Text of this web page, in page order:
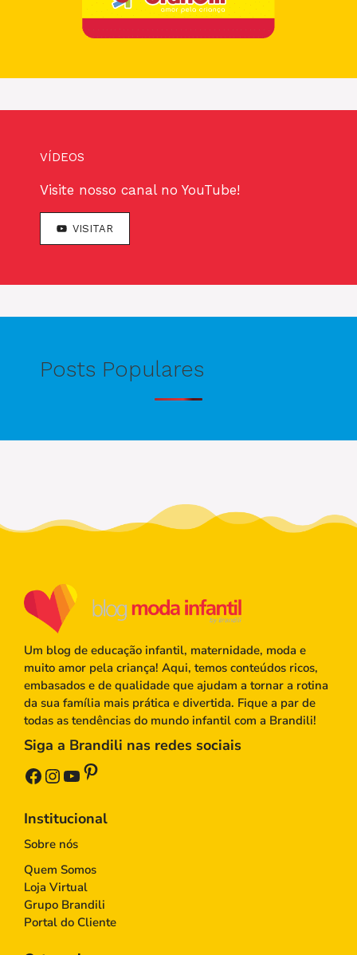
VÍDEOS
Visite nosso canal no YouTube!
VISITAR
Posts Populares
Um blog de educação infantil, maternidade, moda e
muito amor pela criança! Aqui, temos conteúdos ricos,
embasados e de qualidade que ajudam a tornar a rotina
da sua família mais prática e divertida. Fique a par de
todas as tendências do mundo infantil com a Brandili!
Siga a Brandili nas redes sociais
Facebook
Instagram
Youtube
Pinterest
Institucional
Sobre nós
Quem Somos
Loja Virtual
Grupo Brandili
Portal do Cliente